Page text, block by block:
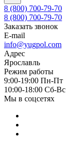
8 (800) 700-79-70
8 (800) 700-79-70
Заказать звонок
E-mail
info@yugpol.com
Адрес
Ярославль
Режим работы
9:00-19:00 Пн-Пт
10:00-18:00 Cб-Вс
Мы в соцсетях